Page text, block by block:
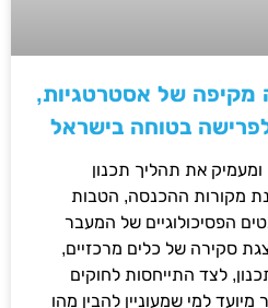
מקיפה של אסטרטגיות,
לפרישה בטוחה בישראל
את תהליך תכנון
מקורות ההכנסה, הטבות
הפסיכולוגיים של המעבר
סקירה של כלים מרכזיים,
לצד התייחסות לחוקים
למי שמעוניין להבין מהו